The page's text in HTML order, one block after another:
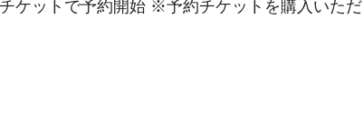
ケットで予約開始 ※予約チケットを購入いただ